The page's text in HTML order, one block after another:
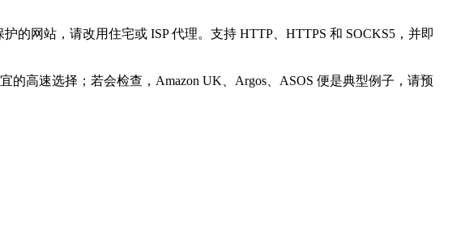
网站，请改用住宅或 ISP 代理。支持 HTTP、HTTPS 和 SOCKS5，并即
高速选择；若会检查，Amazon UK、Argos、ASOS 便是典型例子，请预